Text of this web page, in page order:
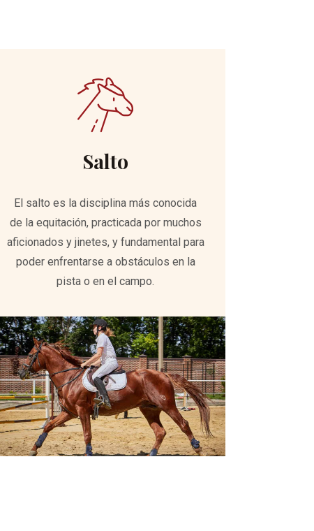
Salto
El salto es la disciplina más conocida
de la equitación, practicada por muchos
aficionados y jinetes, y fundamental para
poder enfrentarse a obstáculos en la
pista o en el campo.